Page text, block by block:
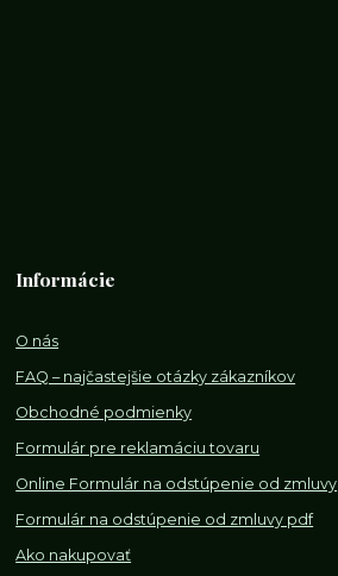
Informácie
O nás
FAQ – najčastejšie otázky zákazníkov
Obchodné podmienky
Formulár pre reklamáciu tovaru
Online Formulár na odstúpenie od zmluvy
Formulár na odstúpenie od zmluvy pdf
Ako nakupovať